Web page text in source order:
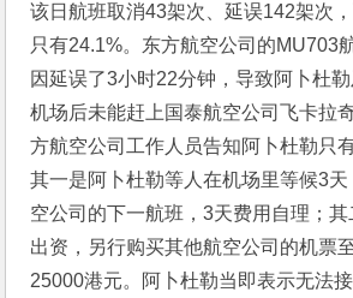
该日航班取消43架次、延误142架次
只有24.1%。东方航空公司的MU703
因延误了3小时22分钟，导致阿卜杜
机场后未能赶上国泰航空公司飞卡拉
方航空公司工作人员告知阿卜杜勒只
其一是阿卜杜勒等人在机场里等候3
空公司的下一航班，3天费用自理；其
出资，另行购买其他航空公司的机票
25000港元。阿卜杜勒当即表示无法